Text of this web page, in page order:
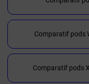
Comparatif pods
Comparatif pods